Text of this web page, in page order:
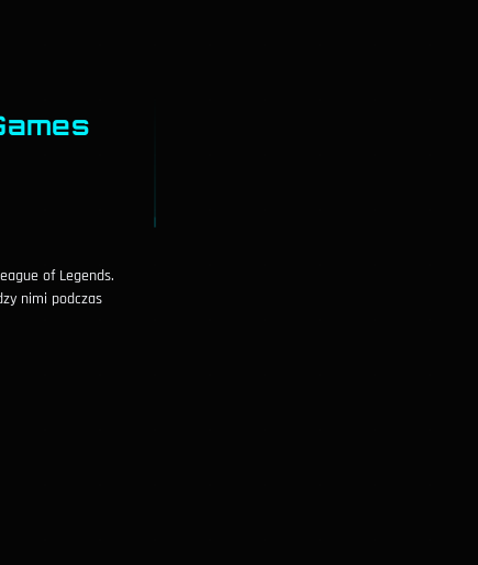
of Legends.
nimi podczas